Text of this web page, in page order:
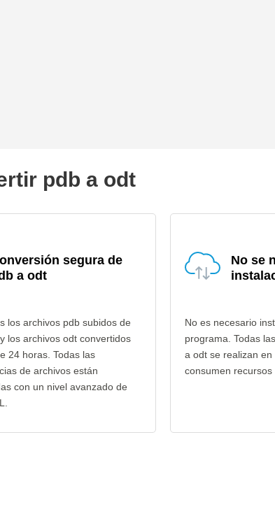
pdb a odt
segura de
a odt
los archivos pdb subidos de
los archivos odt convertidos
24 horas. Todas las
de archivos están
con un nivel avanzado de
No se
No es necesario
programa. Todas
a odt se realizan
consumen recursos